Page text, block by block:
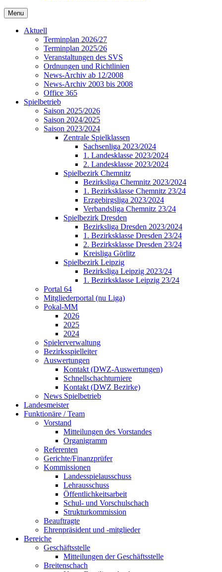
Menu
Aktuell
Terminplan 2026/27
Terminplan 2025/26
Veranstaltungen des SVS
Ordnungen und Richtlinien
News-Archiv ab 12/2008
News-Archiv 2003 bis 2008
Office 365
Spielbetrieb
Saison 2025/2026
Saison 2024/2025
Saison 2023/2024
Zentrale Spielklassen
Sachsenliga 2023/2024
1. Landesklasse 2023/2024
2. Landesklasse 2023/2024
Spielbezirk Chemnitz
Bezirksliga Chemnitz 2023/2024
1. Bezirksklasse Chemnitz 23/24
Erzgebirgsliga 2023/2024
Verbandsliga Chemnitz 23/24
Spielbezirk Dresden
Bezirksliga Dresden 2023/2024
1. Bezirksklasse Dresden 23/24
2. Bezirksklasse Dresden 23/24
Kreisliga Görlitz
Spielbezirk Leipzig
Bezirksliga Leipzig 2023/24
1. Bezirksklasse Leipzig 23/24
Portal 64
Mitgliederportal (nu Liga)
Pokal-MM
2026
2025
2024
Spielerverwaltung
Bezirksspielleiter
Auswertungen
Kontakt (DWZ-Auswertungen)
Schnellschachturniere
Kontakt (DWZ Bezirke)
News Spielbetrieb
Landesmeister
Funktionäre / Team
Vorstand
Mitteilungen des Vorstandes
Organigramm
Referenten
Gerichte/Finanzprüfer
Kommissionen
Landesspielausschuss
Lehrausschuss
Öffentlichkeitsarbeit
Schul- und Vorschulschach
Strukturkommission
Beauftragte
Ehrenpräsident und -mitglieder
Bereiche
Geschäftsstelle
Mitteilungen der Geschäftsstelle
Breitenschach